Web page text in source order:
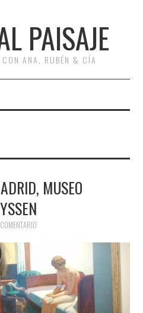
PAISAJE
ANA, RUBÉN & CÍA
MUSEO